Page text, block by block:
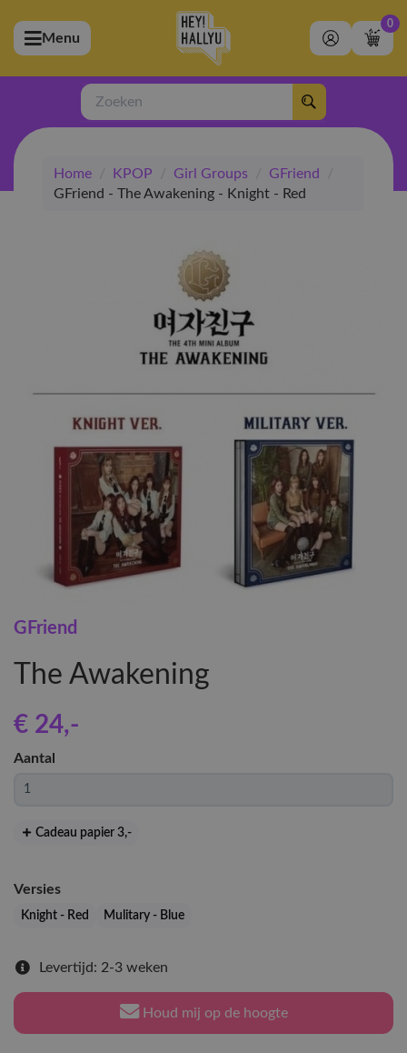
(Artiesten)
(Merchandise)
(Exclusive)
(Winkel)
Menu
0
Zoeken
Home / KPOP / Girl Groups / GFriend
/
GFriend - The Awakening - Knight - Red
GFriend
The Awakening
€ 24,-
Aantal
Cadeau papier 3,-
Versies
Knight - Red Mulitary - Blue
Levertijd: 2-3 weken
Houd mij op de hoogte